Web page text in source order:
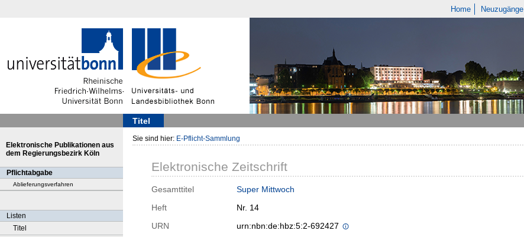
Home Neuzugänge
Titel
Elektronische Publikationen aus
dem Regierungsbezirk Köln
Pflichtabgabe
Ablieferungsverfahren
Listen
Titel
Sie sind hier: E-Pflicht-Sammlung
Elektronische Zeitschrift
Gesamttitel
Super Mittwoch
Heft
Nr. 14
URN
urn:nbn:de:hbz:5:2-692427